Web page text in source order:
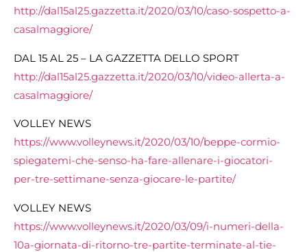
http://dal15al25.gazzetta.it/2020/03/10/caso-sospetto-a-
casalmaggiore/
DAL 15 AL 25 – LA GAZZETTA DELLO SPORT
http://dal15al25.gazzetta.it/2020/03/10/video-allerta-a-
casalmaggiore/
VOLLEY NEWS
https://www.volleynews.it/2020/03/10/beppe-cormio-
spiegatemi-che-senso-ha-fare-allenare-i-giocatori-
per-tre-settimane-senza-giocare-le-partite/
VOLLEY NEWS
https://www.volleynews.it/2020/03/09/i-numeri-della-
10a-giornata-di-ritorno-tre-partite-terminate-al-tie-